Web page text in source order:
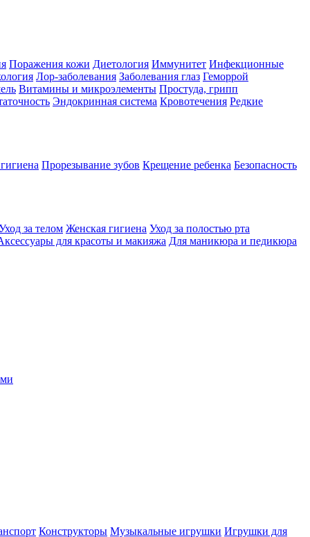
Поражения кожи Диетология Иммунитет Инфекционные
Лор-заболевания Заболевания глаз Геморрой
Витамины и микроэлементы Простуда, грипп
Эндокринная система Кровотечения Редкие
Прорезывание зубов Крещение ребенка Безопасность
за телом Женская гигиена Уход за полостью рта
для красоты и макияжа Для маникюра и педикюра
Конструкторы Музыкальные игрушки Игрушки для